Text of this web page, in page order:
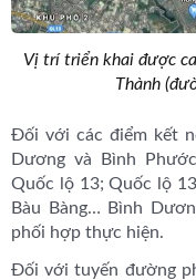
Vị trí triển khai được
Thành
Đối với các điểm kết
Dương và Bình
Quốc lộ 13; Quốc lộ
Bàu Bàng… Bình
phối hợp thực hiện.
Đối với tuyến đường